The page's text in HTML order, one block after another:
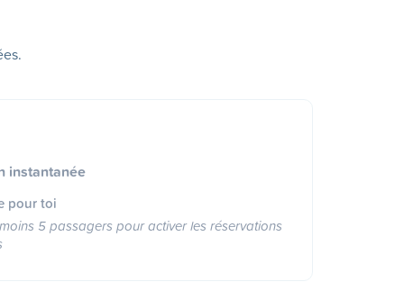
instantanée
pour toi
5 passagers pour activer les réservations